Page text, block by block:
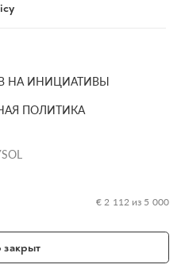
€ 2 112 из 5 000
НА ИНИЦИАТИВЫ
ПОЛИТИКА